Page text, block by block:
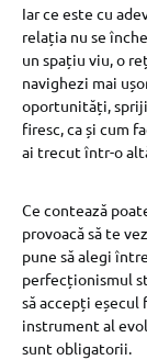
Iar ce este cu
relația nu se
un spațiu viu, o
navighezi mai
oportunități,
firesc, ca și cum
ai trecut într-o
Ce contează
provoacă să te
pune să alegi
perfecționismul
să accepți eșecul
instrument al
sunt obligatorii.